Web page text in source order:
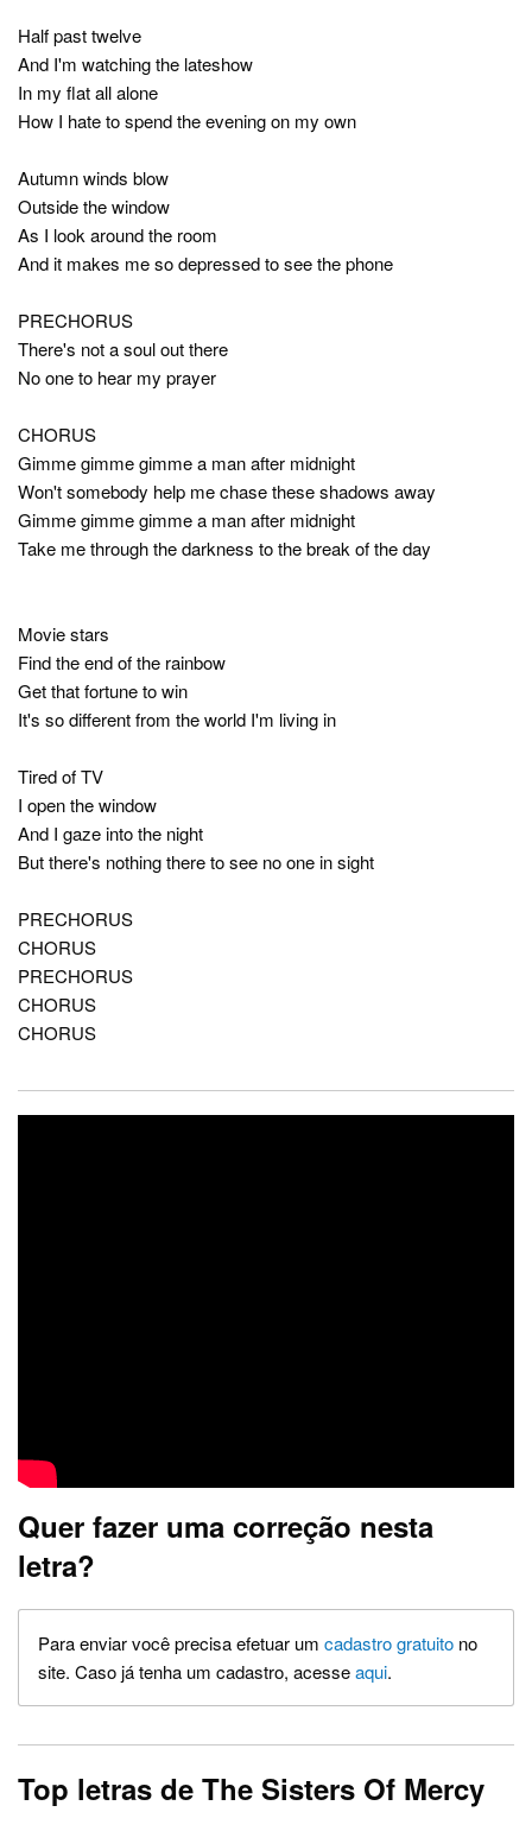
Half past twelve
And I'm watching the lateshow
In my flat all alone
How I hate to spend the evening on my own
Autumn winds blow
Outside the window
As I look around the room
And it makes me so depressed to see the phone
PRECHORUS
There's not a soul out there
No one to hear my prayer
CHORUS
Gimme gimme gimme a man after midnight
Won't somebody help me chase these shadows away
Gimme gimme gimme a man after midnight
Take me through the darkness to the break of the day
Movie stars
Find the end of the rainbow
Get that fortune to win
It's so different from the world I'm living in
Tired of TV
I open the window
And I gaze into the night
But there's nothing there to see no one in sight
PRECHORUS
CHORUS
PRECHORUS
CHORUS
CHORUS
Quer fazer uma correção nesta
letra?
Para enviar você precisa efetuar um cadastro gratuito no
site. Caso já tenha um cadastro, acesseaqui.
Top letras de The Sisters Of Mercy